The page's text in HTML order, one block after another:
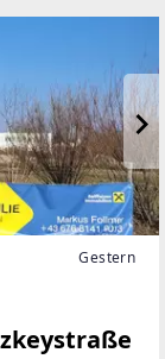
Gestern